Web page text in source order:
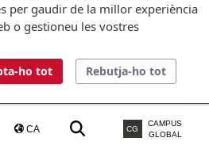
CA CG
CAMPUS
GLOBAL
Pompeu Fabra
Barcelona
93 542 20 00
per gaudir de la millor experiència
o gestioneu les vostres
ho tot Rebutja-ho tot